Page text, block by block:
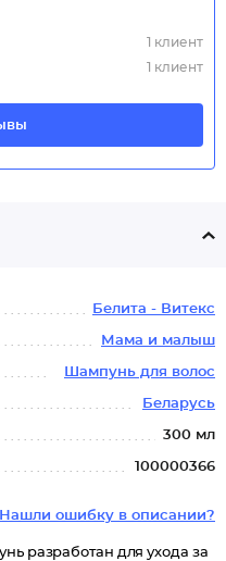
1 клиент
1 клиент
Белита - Витекс
Мама и малыш
Шампунь для волос
Беларусь
300 мл
100000366
Нашли ошибку в описании?
разработан для ухода за